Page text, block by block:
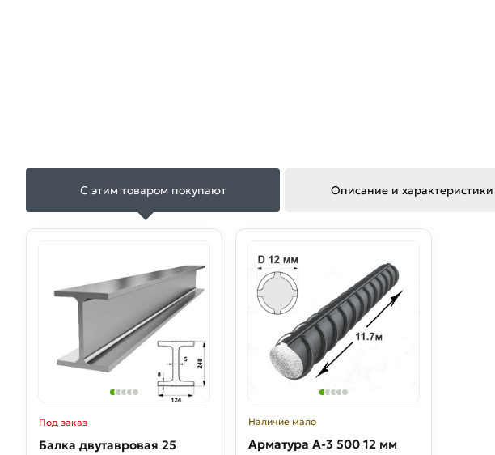
С этим товаром покупают Описание и характеристики
Под заказ
Балка двутавровая 25
Наличие мало
Арматура A-3 500 12 мм